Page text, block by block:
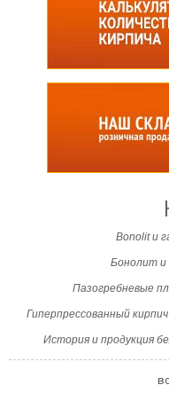
Bonolit и
Бонолит и
Пазогребневые
Гиперпрессованный
История и продукция